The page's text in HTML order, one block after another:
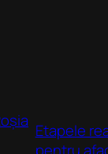
Etapele